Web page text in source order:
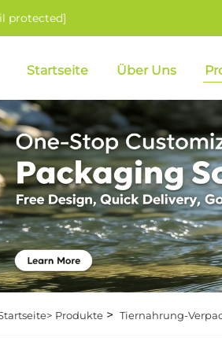
protected]
Startseite Über Uns
Produkte> Tiernahrung-